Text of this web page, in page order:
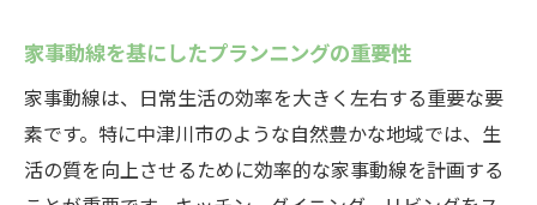
家事動線を基にしたプランニングの重要性
家事動線は、日常生活の効率を大きく左右する重要な要
素です。特に中津川市のような自然豊かな地域では、生
活の質を向上させるために効率的な家事動線を計画する